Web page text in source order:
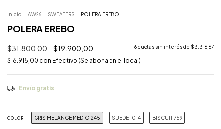
Inicio AW26 SWEATERS POLERA EREBO
POLERA EREBO
$31.800,00 $19.900,00 6cuotas sin interés de $3.316,67
$16.915,00 con Efectivo (Se abona en el local)
Envío gratis
COLOR GRIS MELANGE MEDIO 245 SUEDE 1014 BISCUIT 759